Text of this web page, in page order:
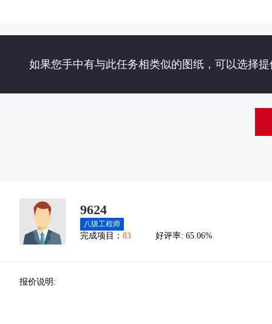
如果您手中有与此任务相类似的图纸，可以选择
9624
八级工程师
完成项目： 83 好评率: 65.06%
报价说明: